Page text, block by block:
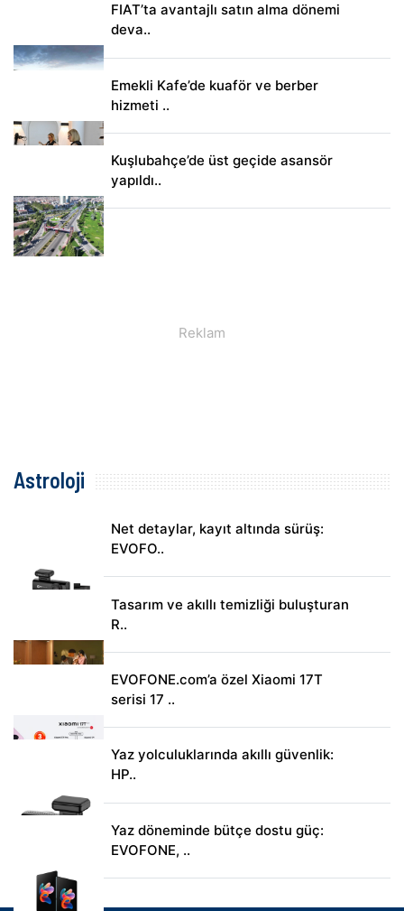
FIAT’ta avantajlı satın alma dönemi
deva..
Emekli Kafe’de kuaför ve berber
hizmeti ..
Kuşlubahçe’de üst geçide asansör
yapıldı..
Astroloji
Net detaylar, kayıt altında sürüş:
EVOFO..
Tasarım ve akıllı temizliği buluşturan
R..
EVOFONE.com’a özel Xiaomi 17T
serisi 17 ..
Yaz yolculuklarında akıllı güvenlik:
HP..
Yaz döneminde bütçe dostu güç:
EVOFONE, ..